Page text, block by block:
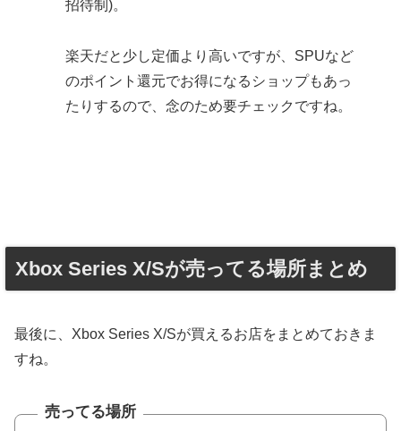
招待制)。
楽天だと少し定価より高いですが、SPUなど
のポイント還元でお得になるショップもあっ
たりするので、念のため要チェックですね。
Xbox Series X/Sが売ってる場所まとめ
最後に、Xbox Series X/Sが買えるお店をまとめておきま
すね。
売ってる場所